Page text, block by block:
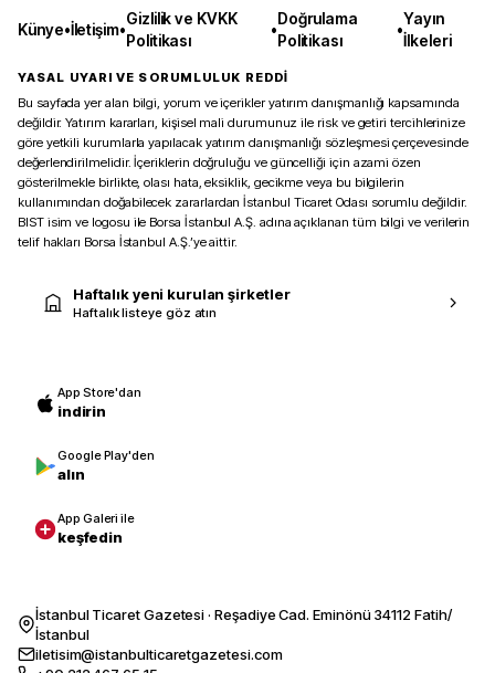
Künye•İletişim•
Gizlilik ve KVKK
Politikası
•
Doğrulama
Politikası
•
Yayın
İlkeleri
YASAL UYARI VE SORUMLULUK REDDİ
Bu sayfada yer alan bilgi, yorum ve içerikler yatırım danışmanlığı kapsamında
değildir. Yatırım kararları, kişisel mali durumunuz ile risk ve getiri tercihlerinize
göre yetkili kurumlarla yapılacak yatırım danışmanlığı sözleşmesi çerçevesinde
değerlendirilmelidir. İçeriklerin doğruluğu ve güncelliği için azami özen
gösterilmekle birlikte, olası hata, eksiklik, gecikme veya bu bilgilerin
kullanımından doğabilecek zararlardan İstanbul Ticaret Odası sorumlu değildir.
BIST isim ve logosu ile Borsa İstanbul A.Ş. adına açıklanan tüm bilgi ve verilerin
telif hakları Borsa İstanbul A.Ş.’ye aittir.
Haftalık yeni kurulan şirketler
Haftalık listeye göz atın
App Store'dan
indirin
Google Play'den
alın
App Galeri ile
keşfedin
İstanbul Ticaret Gazetesi · Reşadiye Cad. Eminönü 34112 Fatih/
İstanbul
iletisim@istanbulticaretgazetesi.com